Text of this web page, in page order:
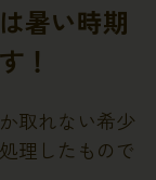
暑い時期
！
取れない希少
理したもので